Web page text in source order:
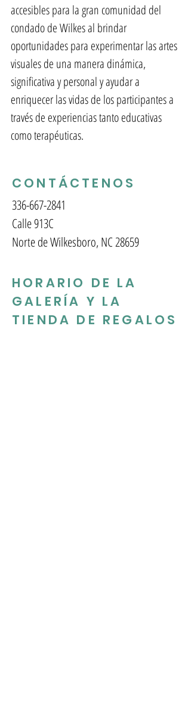
accesibles para la gran comunidad del
condado de Wilkes al brindar
oportunidades para experimentar las artes
visuales de una manera dinámica,
significativa y personal y ayudar a
enriquecer las vidas de los participantes a
través de experiencias tanto educativas
como terapéuticas.
CONTÁCTENOS
336-667-2841
Calle 913C
Norte de Wilkesboro, NC 28659
HORARIO DE LA
GALERÍA Y LA
TIENDA DE REGALOS